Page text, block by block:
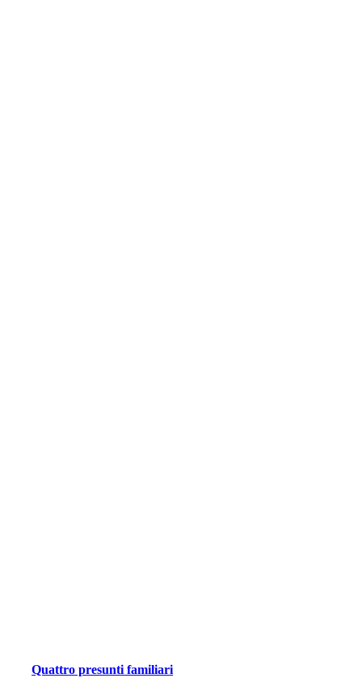
Quattro presunti familiari